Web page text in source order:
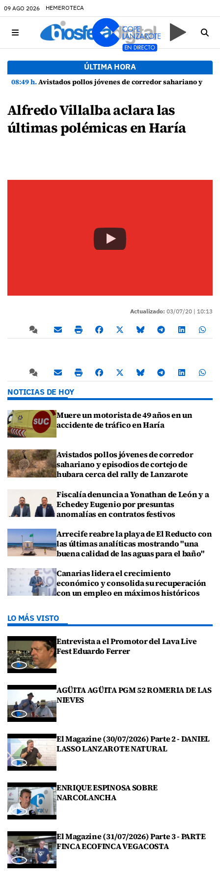
09 AGO 2026 HEMEROTECA
ÚLTIMA HORA
08:49 h.Avistados pollos jóvenes de corredor sahariano y episodios de cortejo de hubara cerca del rally de Lanzarote
Alfredo Villalba aclara las
últimas polémicas en Haría
Actualizado: 03/07/20 | 10:13
NOTICIAS DE HOY
Muere un motorista de 49 años en un
accidente de tráfico en Haría
Avistados pollos jóvenes de corredor
sahariano y episodios de cortejo de
hubara cerca del rally de Lanzarote
Fiscalía denuncia a Yonathan de León y a
Echedey Eugenio por presuntas
anomalías en contratos festivos
Arrecife reabre la playa de El Reducto con
las últimas analíticas mostrando "una
buena calidad de las aguas para el baño"
Canarias lidera el crecimiento
económico y consolida su recuperación
con un empleo en máximos históricos
LO MÁS VISTO
Entrevista a el Promotor del Lava Live
Fest Eduardo Ferrer
AGÜITA AGÜITA PGM 52 ROMERIA DE LAS
NIEVES
El Magazine (30/07/2026) Parte 2 - DANIEL
LASSO LANZAROTE NATURAL
ENRIQUE ESPINOSA SOBRE
NARCOLANCHA
El Magazine (31/07/2026) Parte 3 - PARTE
FINCA ECOFINCA VEGACOSTA